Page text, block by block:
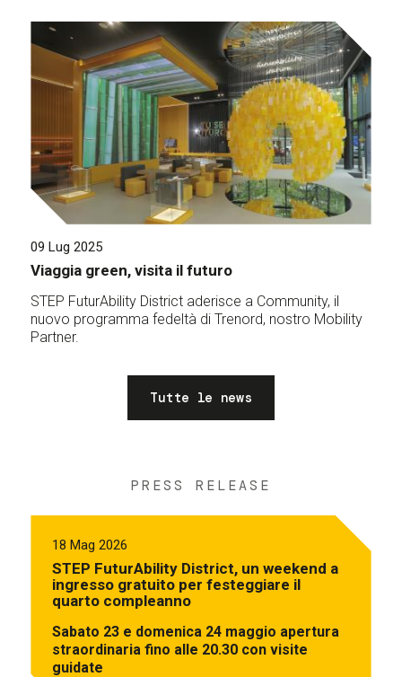
09 Lug 2025
Viaggia green, visita il futuro
STEP FuturAbility District aderisce a Community, il
nuovo programma fedeltà di Trenord, nostro Mobility
Partner.
Tutte le news
PRESS RELEASE
18 Mag 2026
STEP FuturAbility District, un weekend a
ingresso gratuito per festeggiare il
quarto compleanno
Sabato 23 e domenica 24 maggio apertura
straordinaria fino alle 20.30 con visite
guidate